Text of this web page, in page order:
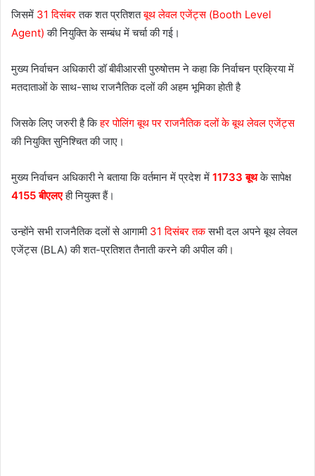
जिसमें 31 दिसंबरतक शत प्रतिशतबूथ लेवल एजेंट्स (Booth Level
Agent) की नियुक्ति के सम्बंध में चर्चा की गई।
मुख्य निर्वाचन अधिकारी डॉ बीवीआरसी पुरुषोत्तम ने कहा कि निर्वाचन प्रक्रिया में
मतदाताओं के साथ-साथ राजनैतिक दलों की अहम भूमिका होती है
जिसके लिए जरुरी है किहर पोलिंग बूथ पर राजनैतिक दलों के बूथ लेवल एजेंट्स
की नियुक्ति सुनिश्चित की जाए।
मुख्य निर्वाचन अधिकारी ने बताया कि वर्तमान में प्रदेश में 11733 बूथ के सापेक्ष
4155 बीएलएही नियुक्त हैं।
उन्होंने सभी राजनैतिक दलों से आगामी 31 दिसंबर तकसभी दल अपने बूथ लेवल
एजेंट्स (BLA) की शत-प्रतिशत तैनाती करने की अपील की।